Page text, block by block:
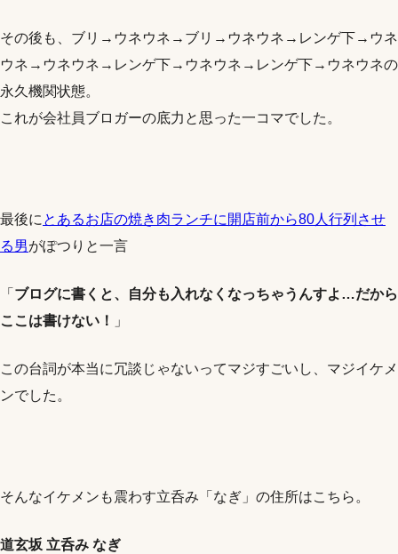
その後も、ブリ→ウネウネ→ブリ→ウネウネ→レンゲ下→ウネ
ウネ→ウネウネ→レンゲ下→ウネウネ→レンゲ下→ウネウネの
永久機関状態。
これが会社員ブロガーの底力と思った一コマでした。
最後にとあるお店の焼き肉ランチに開店前から80人行列させ
る男がぽつりと一言
「 ブログに書くと、自分も入れなくなっちゃうんすよ…だから
ここは書けない！
」
この台詞が本当に冗談じゃないってマジすごいし、マジイケメ
ンでした。
そんなイケメンも震わす立呑み「なぎ」の住所はこちら。
道玄坂 立呑み なぎ